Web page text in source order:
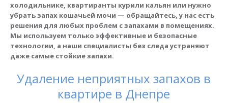
холодильнике, квартиранты курили кальян или нужно
убрать запах кошачьей мочи — обращайтесь, у нас есть
решения для любых проблем с запахами в помещениях.
Мы используем только эффективные и безопасные
технологии, а наши специалисты без следа устраняют
даже самые стойкие запахи.
Удаление неприятных запахов в
квартире в Днепре